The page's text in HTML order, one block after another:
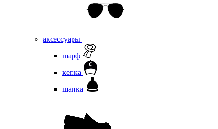
аксессуары
шарф
кепка
шапка